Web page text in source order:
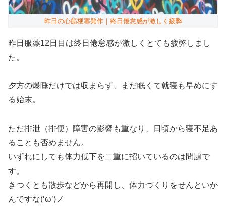
昨日の心筋梗塞発作｜終日倦怠感が激しく疲弊
昨日服薬12日目は終日倦怠感が激しくとても疲弊しまし
た。
夕方の爆睡だけでは収まらず、まだ眠くて就寝も早めにす
る始末。
ただ排泄（排便）障害の影響も重なり、日頃から寝不足あ
ることも否めません。
いずれにしても体力低下を二重に招いているのは問題で
す。
きつくとも散歩などから再開し、体力づくりをせんといか
んですな(‘ω’)ノ